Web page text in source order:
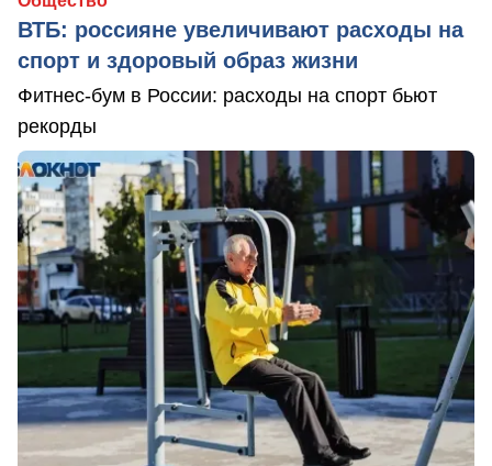
ВТБ: россияне увеличивают расходы на
спорт и здоровый образ жизни
Фитнес-бум в России: расходы на спорт бьют
рекорды